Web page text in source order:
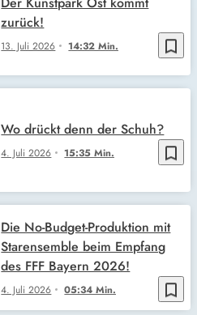
bookmark_border
13. Juli 2026 14:32 Min.
zurück!
bookmark_border
4. Juli 2026 15:35 Min.
Wo drückt denn der Schuh?
bookmark_border
4. Juli 2026 05:34 Min.
Die No-Budget-Produktion mit
Starensemble beim Empfang
des FFF Bayern 2026!